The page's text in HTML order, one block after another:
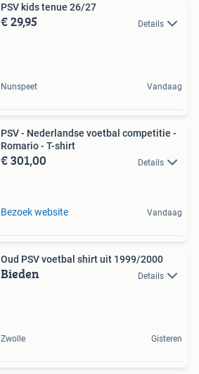
PSV kids tenue 26/27
€ 29,95 Details
Nunspeet Vandaag
PSV - Nederlandse voetbal competitie -
Romario - T-shirt
€ 301,00 Details
Bezoek website Vandaag
Oud PSV voetbal shirt uit 1999/2000
Bieden Details
Zwolle Gisteren